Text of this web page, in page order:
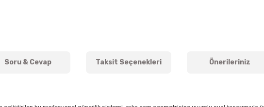
Soru & Cevap Taksit Seçenekleri Önerileriniz